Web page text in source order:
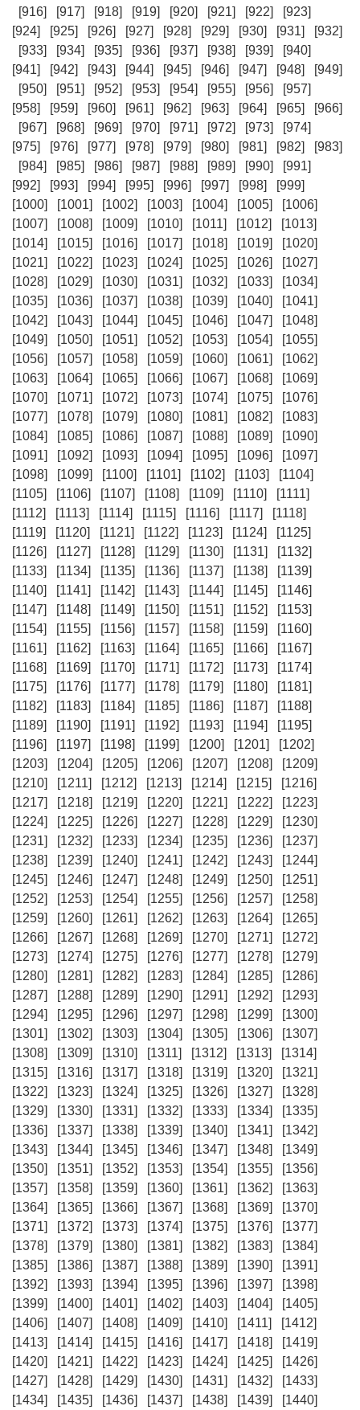
[916] [917] [918] [919] [920] [921] [922]
[923]
[924]
[925] [926] [927] [928] [929] [930] [931]
[932]
[933]
[934] [935] [936] [937] [938] [939]
[940]
[941]
[942] [943] [944] [945] [946] [947] [948]
[949]
[950]
[951] [952] [953] [954] [955] [956]
[957]
[958]
[959] [960] [961] [962] [963] [964] [965]
[966]
[967]
[968] [969] [970] [971] [972] [973]
[974]
[975]
[976] [977] [978] [979] [980] [981] [982]
[983]
[984]
[985] [986] [987] [988] [989] [990]
[991]
[992]
[993] [994] [995] [996] [997] [998]
[999]
[1000]
[1001] [1002] [1003] [1004] [1005]
[1006]
[1007]
[1008] [1009] [1010] [1011] [1012]
[1013]
[1014]
[1015] [1016] [1017] [1018] [1019]
[1020]
[1021]
[1022] [1023] [1024] [1025] [1026]
[1027]
[1028]
[1029] [1030] [1031] [1032] [1033]
[1034]
[1035]
[1036] [1037] [1038] [1039] [1040]
[1041]
[1042]
[1043] [1044] [1045] [1046] [1047]
[1048]
[1049]
[1050] [1051] [1052] [1053] [1054]
[1055]
[1056]
[1057] [1058] [1059] [1060] [1061]
[1062]
[1063]
[1064] [1065] [1066] [1067] [1068]
[1069]
[1070]
[1071] [1072] [1073] [1074] [1075]
[1076]
[1077]
[1078] [1079] [1080] [1081] [1082]
[1083]
[1084]
[1085] [1086] [1087] [1088] [1089]
[1090]
[1091]
[1092] [1093] [1094] [1095] [1096]
[1097]
[1098]
[1099] [1100] [1101] [1102] [1103]
[1104]
[1105]
[1106] [1107] [1108] [1109] [1110]
[1111]
[1112]
[1113] [1114] [1115] [1116] [1117]
[1118]
[1119]
[1120] [1121] [1122] [1123] [1124]
[1125]
[1126]
[1127] [1128] [1129] [1130] [1131]
[1132]
[1133]
[1134] [1135] [1136] [1137] [1138]
[1139]
[1140]
[1141] [1142] [1143] [1144] [1145]
[1146]
[1147]
[1148] [1149] [1150] [1151] [1152]
[1153]
[1154]
[1155] [1156] [1157] [1158] [1159]
[1160]
[1161]
[1162] [1163] [1164] [1165] [1166]
[1167]
[1168]
[1169] [1170] [1171] [1172] [1173]
[1174]
[1175]
[1176] [1177] [1178] [1179] [1180]
[1181]
[1182]
[1183] [1184] [1185] [1186] [1187]
[1188]
[1189]
[1190] [1191] [1192] [1193] [1194]
[1195]
[1196]
[1197] [1198] [1199] [1200] [1201]
[1202]
[1203]
[1204] [1205] [1206] [1207] [1208]
[1209]
[1210]
[1211] [1212] [1213] [1214] [1215]
[1216]
[1217]
[1218] [1219] [1220] [1221] [1222]
[1223]
[1224]
[1225] [1226] [1227] [1228] [1229]
[1230]
[1231]
[1232] [1233] [1234] [1235] [1236]
[1237]
[1238]
[1239] [1240] [1241] [1242] [1243]
[1244]
[1245]
[1246] [1247] [1248] [1249] [1250]
[1251]
[1252]
[1253] [1254] [1255] [1256] [1257]
[1258]
[1259]
[1260] [1261] [1262] [1263] [1264]
[1265]
[1266]
[1267] [1268] [1269] [1270] [1271]
[1272]
[1273]
[1274] [1275] [1276] [1277] [1278]
[1279]
[1280]
[1281] [1282] [1283] [1284] [1285]
[1286]
[1287]
[1288] [1289] [1290] [1291] [1292]
[1293]
[1294]
[1295] [1296] [1297] [1298] [1299]
[1300]
[1301]
[1302] [1303] [1304] [1305] [1306]
[1307]
[1308]
[1309] [1310] [1311] [1312] [1313]
[1314]
[1315]
[1316] [1317] [1318] [1319] [1320]
[1321]
[1322]
[1323] [1324] [1325] [1326] [1327]
[1328]
[1329]
[1330] [1331] [1332] [1333] [1334]
[1335]
[1336]
[1337] [1338] [1339] [1340] [1341]
[1342]
[1343]
[1344] [1345] [1346] [1347] [1348]
[1349]
[1350]
[1351] [1352] [1353] [1354] [1355]
[1356]
[1357]
[1358] [1359] [1360] [1361] [1362]
[1363]
[1364]
[1365] [1366] [1367] [1368] [1369]
[1370]
[1371]
[1372] [1373] [1374] [1375] [1376]
[1377]
[1378]
[1379] [1380] [1381] [1382] [1383]
[1384]
[1385]
[1386] [1387] [1388] [1389] [1390]
[1391]
[1392]
[1393] [1394] [1395] [1396] [1397]
[1398]
[1399]
[1400] [1401] [1402] [1403] [1404]
[1405]
[1406]
[1407] [1408] [1409] [1410] [1411]
[1412]
[1413]
[1414] [1415] [1416] [1417] [1418]
[1419]
[1420]
[1421] [1422] [1423] [1424] [1425]
[1426]
[1427]
[1428] [1429] [1430] [1431] [1432]
[1433]
[1434]
[1435] [1436] [1437] [1438] [1439]
[1440]